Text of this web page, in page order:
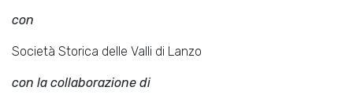
con
Società Storica delle Valli di Lanzo
con la collaborazione di